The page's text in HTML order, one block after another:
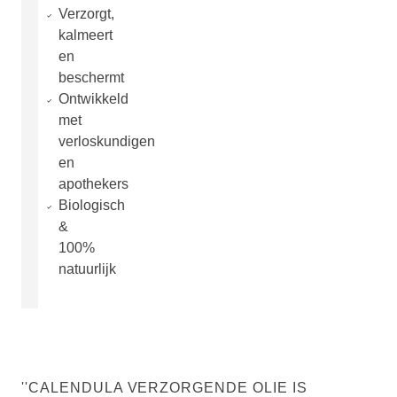
Verzorgt,
kalmeert
en
beschermt
Ontwikkeld
met
verloskundigen
en
apothekers
Biologisch
&
100%
natuurlijk
''CALENDULA VERZORGENDE OLIE IS